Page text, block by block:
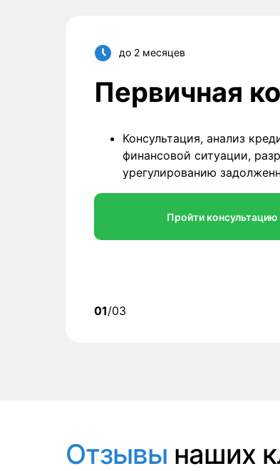
до 2 месяцев
Первичная
Консультация, анализ
финансовой ситуации,
урегулированию
01/03
Пройти консультацию
Отзывы наших